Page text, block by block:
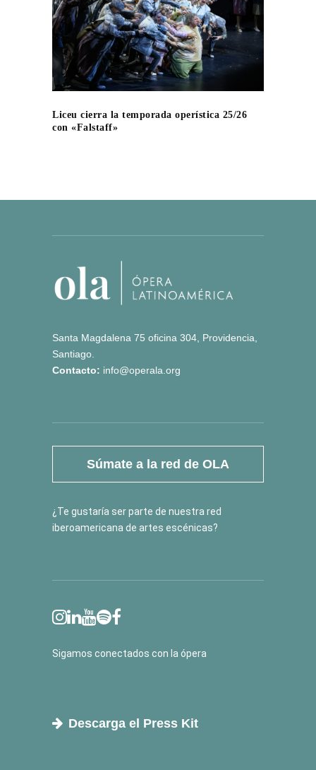
Liceu cierra la temporada operística 25/26
con «Falstaff»
Santa Magdalena 75 oficina 304, Providencia,
Santiago.
Contacto: info@operala.org
Súmate a la red de OLA
¿Te gustaría ser parte de nuestra red
iberoamericana de artes escénicas?
Sigamos conectados con la ópera
Descarga el Press Kit